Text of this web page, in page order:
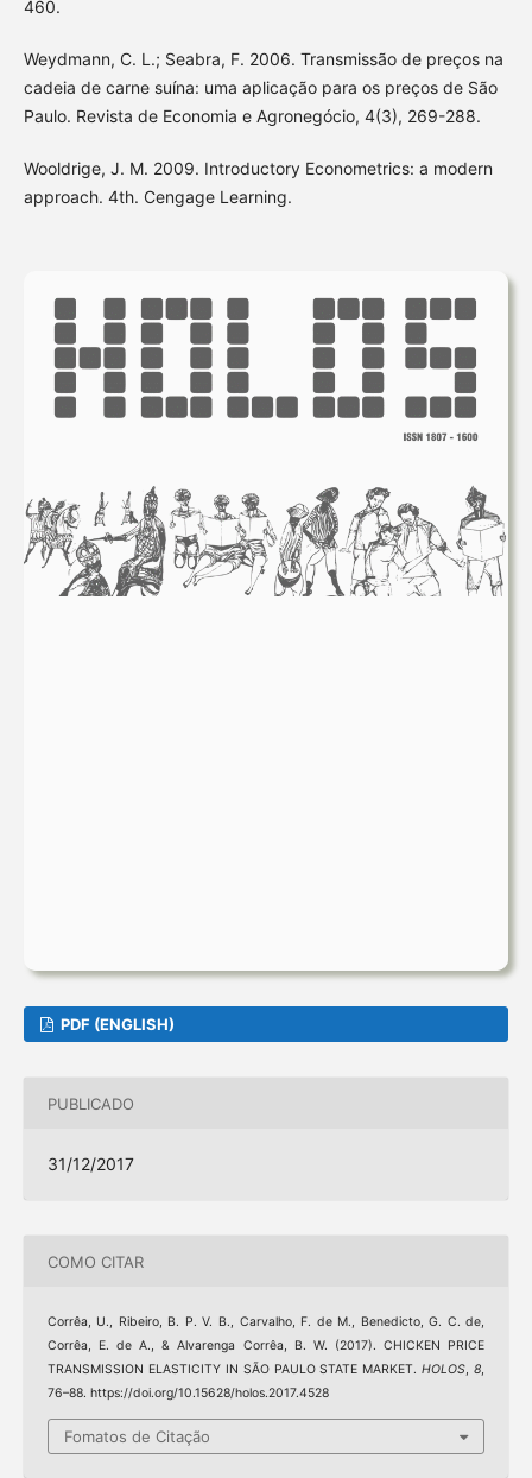
460.
Weydmann, C. L.; Seabra, F. 2006. Transmissão de preços na
cadeia de carne suína: uma aplicação para os preços de São
Paulo. Revista de Economia e Agronegócio, 4(3), 269-288.
Wooldrige, J. M. 2009. Introductory Econometrics: a modern
approach. 4th. Cengage Learning.
PDF (ENGLISH)
PUBLICADO
31/12/2017
COMO CITAR
Corrêa, U., Ribeiro, B. P. V. B., Carvalho, F. de M., Benedicto, G. C. de,
Corrêa, E. de A., & Alvarenga Corrêa, B. W. (2017). CHICKEN PRICE
TRANSMISSION ELASTICITY IN SÃO PAULO STATE MARKET.HOLOS,8,
76–88. https://doi.org/10.15628/holos.2017.4528
Fomatos de Citação